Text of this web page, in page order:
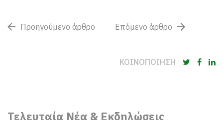
Προηγούμενο άρθρο Επόμενο άρθρο
ΚΟΙΝΟΠΟΙΗΣΗ
Τελευταία Νέα & Εκδηλώσεις